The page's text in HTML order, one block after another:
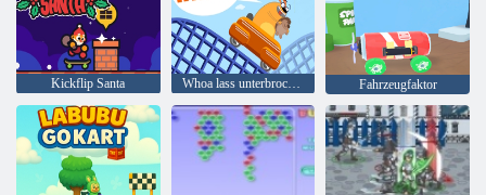
Kickflip Santa Whoa lass unterbrochen! Fahrzeugfaktor